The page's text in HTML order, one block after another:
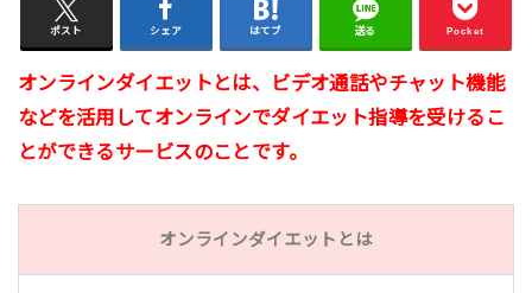
ポスト シェア はてブ 送る Pocket
オンラインダイエットとは、ビデオ通話やチャット機能
などを活用してオンラインでダイエット指導を受けるこ
とができるサービスのことです。
オンラインダイエットとは